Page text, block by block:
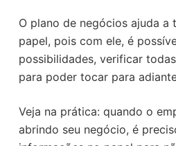
O plano de negócios ajuda a
papel, pois com ele, é
possibilidades, verificar
para poder tocar para
Veja na prática: quando o
abrindo seu negócio, é